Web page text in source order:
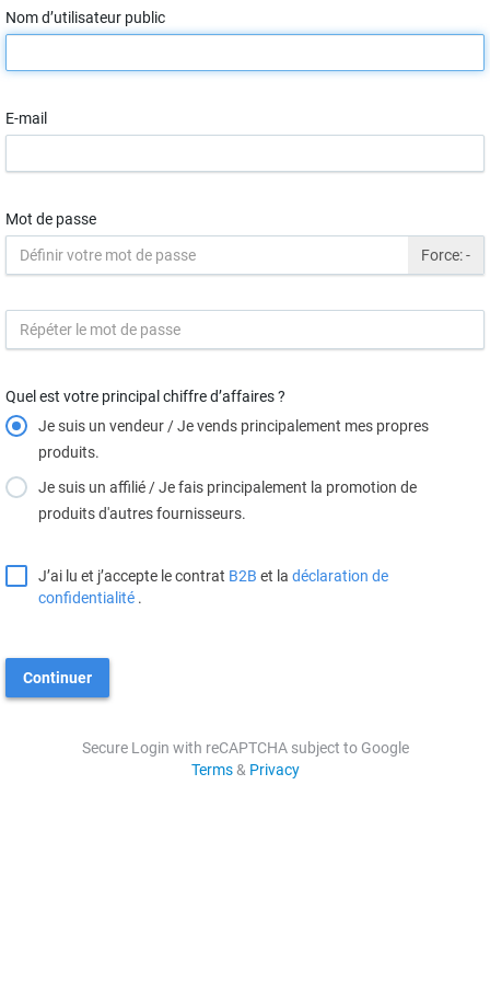
Nom d’utilisateur public
E-mail
Mot de passe
Force:-
Quel est votre principal chiffre d’affaires ?
Je suis un vendeur / Je vends principalement mes propres
produits.
Je suis un affilié / Je fais principalement la promotion de
produits d'autres fournisseurs.
J’ai lu et j’accepte le contrat B2B et la déclaration de
confidentialité .
Continuer
Secure Login with reCAPTCHA subject to Google
Terms& Privacy